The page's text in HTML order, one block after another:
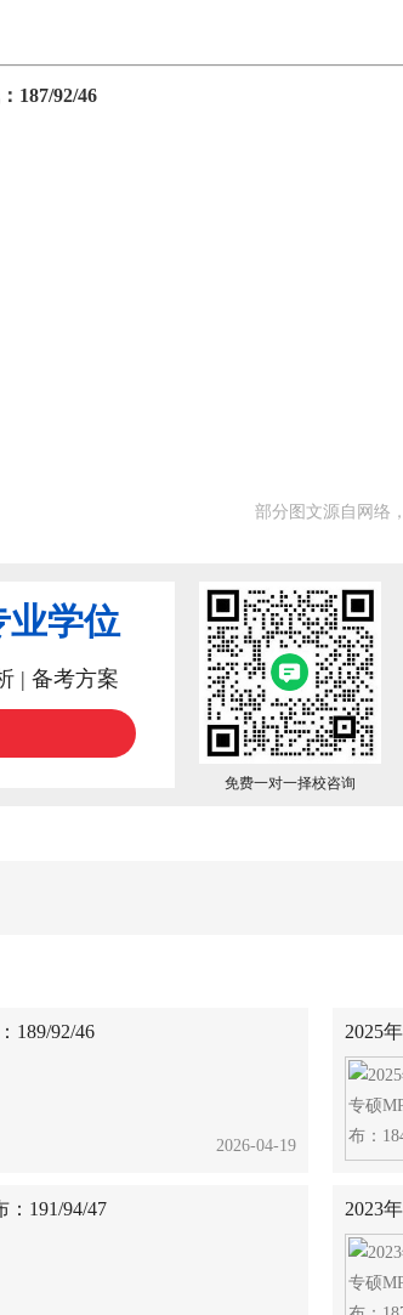
187/92/46
部分图文源自网络
业学位
| 备考方案
免费一对一择校咨询
189/92/46
2026-04-19
2025
191/94/47 2023